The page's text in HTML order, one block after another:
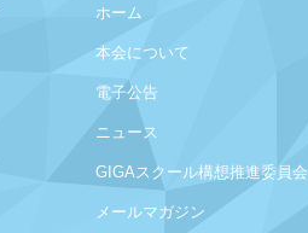
ホーム
本会について
電子公告
ニュース
GIGAスクール構想推進委員会
メールマガジン